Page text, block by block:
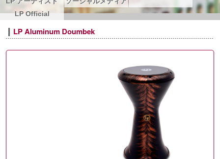
LP Official
LP Aluminum Doumbek